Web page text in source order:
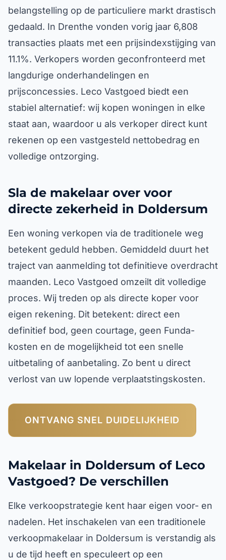
belangstelling op de particuliere markt drastisch
gedaald. In Drenthe vonden vorig jaar 6,808
transacties plaats met een prijsindexstijging van
11.1%. Verkopers worden geconfronteerd met
langdurige onderhandelingen en
prijsconcessies. Leco Vastgoed biedt een
stabiel alternatief: wij kopen woningen in elke
staat aan, waardoor u als verkoper direct kunt
rekenen op een vastgesteld nettobedrag en
volledige ontzorging.
Sla de makelaar over voor
directe zekerheid in Doldersum
Een woning verkopen via de traditionele weg
betekent geduld hebben. Gemiddeld duurt het
traject van aanmelding tot definitieve overdracht
maanden. Leco Vastgoed omzeilt dit volledige
proces. Wij treden op als directe koper voor
eigen rekening. Dit betekent: direct een
definitief bod, geen courtage, geen Funda-
kosten en de mogelijkheid tot een snelle
uitbetaling of aanbetaling. Zo bent u direct
verlost van uw lopende verplaatstingskosten.
ONTVANG SNEL DUIDELIJKHEID
Makelaar in Doldersum of Leco
Vastgoed? De verschillen
Elke verkoopstrategie kent haar eigen voor- en
nadelen. Het inschakelen van een traditionele
verkoopmakelaar in Doldersum is verstandig als
u de tijd heeft en speculeert op een